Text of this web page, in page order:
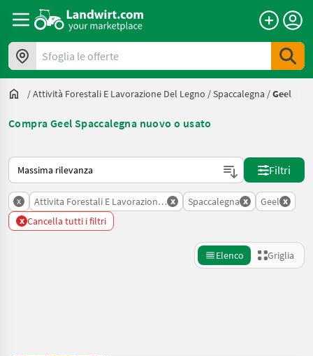
Sfoglia le offerte
/Attività Forestali E Lavorazione Del Legno /Spaccalegna /Geel
Compra Geel Spaccalegna nuovo o usato
Ecco come viene ordinato su Landwirt.com
Filtri
x Attivita Forestali E Lavorazione Del Legno
x Spaccalegna x Geel x
x Cancella tutti i filtri
Elenco Griglia